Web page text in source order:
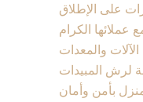
على الإطلاق
عملائها الكرام
والمعدات
لرش المبيدات
بأمن وأمان